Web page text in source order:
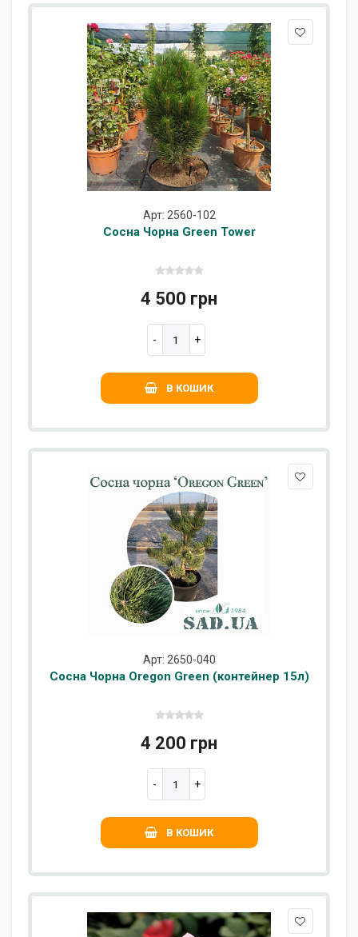
Арт: 2560-102
Сосна Чорна Green Tower
4 500 грн
В КОШИК
Арт: 2650-040
Сосна Чорна Oregon Green (контейнер 15л)
4 200 грн
В КОШИК